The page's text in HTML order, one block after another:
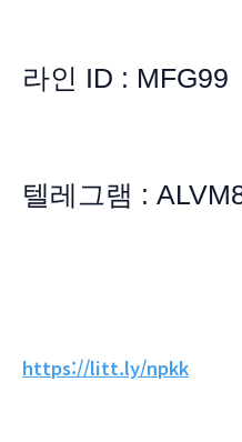
라인 ID : MFG99
텔레그램 :
https://litt.ly/npkk